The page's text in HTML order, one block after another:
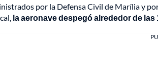
por la Defensa Civil de Marília y
la aeronave despegó alrededor de las